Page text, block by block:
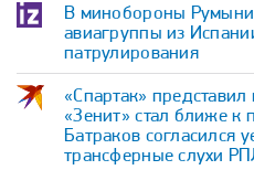
В минобороны
авиагруппы из
патрулирования
«Спартак»
«Зенит» стал ближе к
Батраков согласился
трансферные слухи